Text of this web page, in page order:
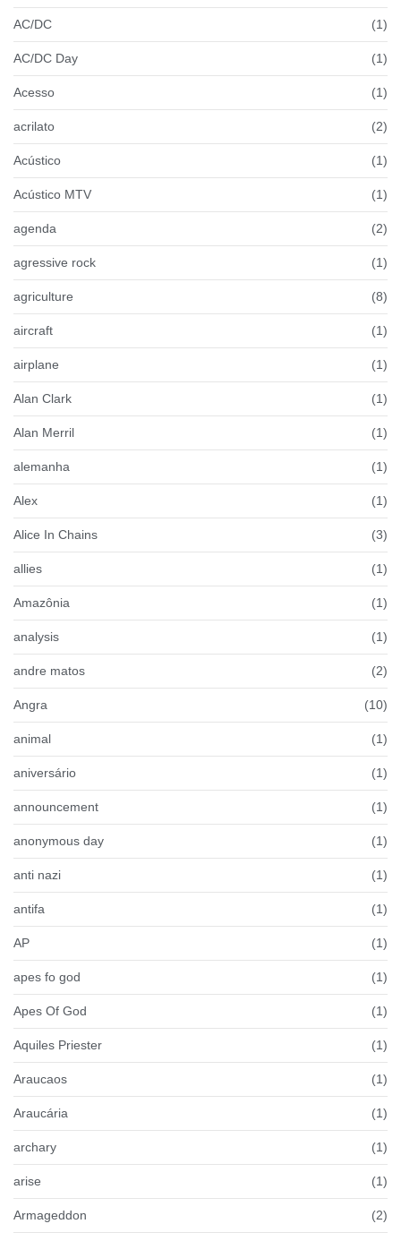
AC/DC (1)
AC/DC Day (1)
Acesso (1)
acrilato (2)
Acústico (1)
Acústico MTV (1)
agenda (2)
agressive rock (1)
agriculture (8)
aircraft (1)
airplane (1)
Alan Clark (1)
Alan Merril (1)
alemanha (1)
Alex (1)
Alice In Chains (3)
allies (1)
Amazônia (1)
analysis (1)
andre matos (2)
Angra (10)
animal (1)
aniversário (1)
announcement (1)
anonymous day (1)
anti nazi (1)
antifa (1)
AP (1)
apes fo god (1)
Apes Of God (1)
Aquiles Priester (1)
Araucaos (1)
Araucária (1)
archary (1)
arise (1)
Armageddon (2)